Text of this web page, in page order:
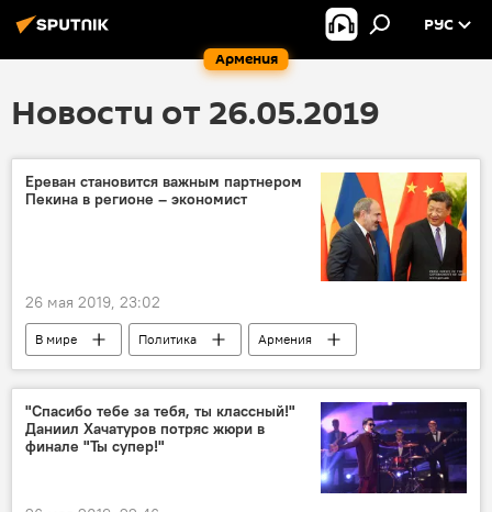
Армения
РУС
Новости от 26.05.2019
Ереван становится важным партнером
Пекина в регионе – экономист
26 мая 2019, 23:02
В мире Политика
Армения
Общество
Экономика
Китай
партнер
регион
экономист
проект
инициатива
"Спасибо тебе за тебя, ты классный!"
Даниил Хачатуров потряс жюри в
финале "Ты супер!"